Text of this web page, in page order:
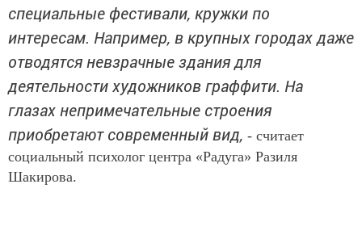
специальные фестивали, кружки по
интересам. Например, в крупных городах даже
отводятся невзрачные здания для
деятельности художников граффити. На
глазах непримечательные строения
приобретают современный вид, - считает
социальный психолог центра «Радуга» Разиля
Шакирова.